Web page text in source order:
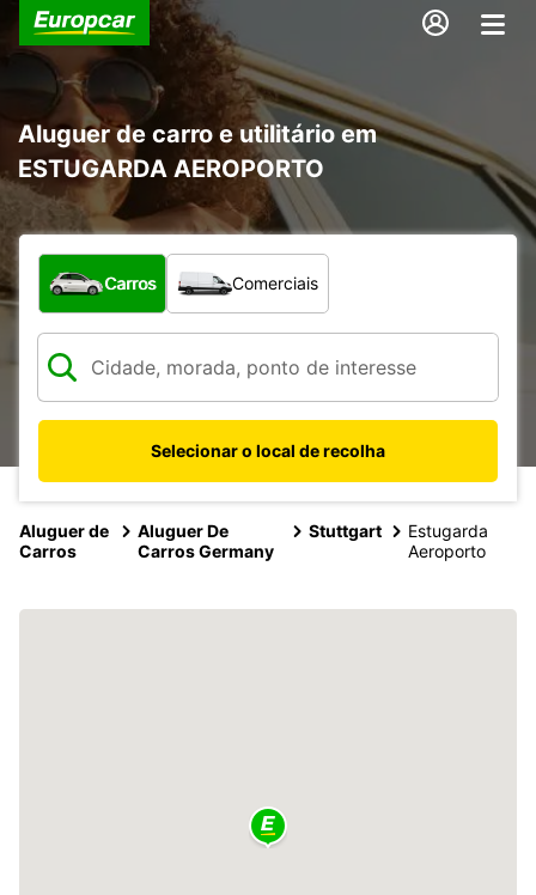
Aluguer de carro e utilitário em
ESTUGARDA AEROPORTO
Que tipo de veículo pretende?
Carros Comerciais
Selecionar o local de recolha
Aluguer de
Carros
Aluguer De
Carros Germany
Stuttgart
Estugarda
Aeroporto